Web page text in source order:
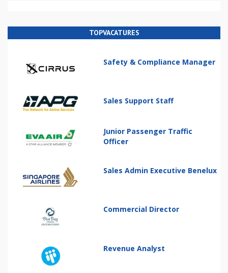
TOPVACATURES
Safety & Compliance Manager
Sales Support Staff
Junior Passenger Traffic
Officer
Sales Admin Executive Benelux
Commercial Director
Revenue Analyst